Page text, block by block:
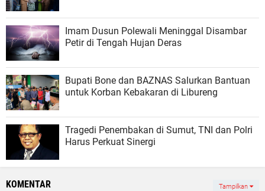
Imam Dusun Polewali Meninggal Disambar
Petir di Tengah Hujan Deras
Bupati Bone dan BAZNAS Salurkan Bantuan
untuk Korban Kebakaran di Libureng
Tragedi Penembakan di Sumut, TNI dan Polri
Harus Perkuat Sinergi
KOMENTAR Tampilkan